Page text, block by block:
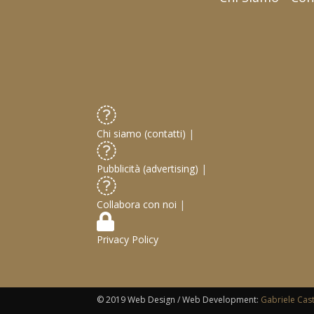
Chi siamo (contatti) |
Pubblicità (advertising) |
Collabora con noi |
Privacy Policy
© 2019 Web Design / Web Development: Gabriele